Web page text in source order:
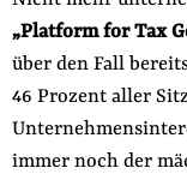
„Platform for Tax
über den Fall
46 Prozent aller
immer noch der